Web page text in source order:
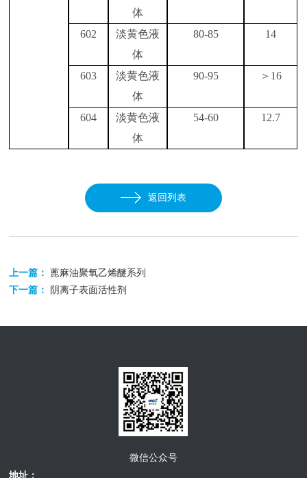
体
602
淡黄色液
体
80-85 14
603
淡黄色液
体
90-95 ＞ 16
604
淡黄色液
体
54-60 12.7
返回列表
上一篇：蓖麻油聚氧乙烯醚系列
下一篇：
阴离子表面活性剂
微信公众号
地址：